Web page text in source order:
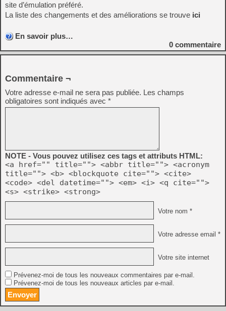
site d’émulation préféré.
La liste des changements et des améliorations se trouve ici
En savoir plus…
0 commentaire
Commentaire ¬
Votre adresse e-mail ne sera pas publiée. Les champs
obligatoires sont indiqués avec *
NOTE - Vous pouvez utilisez ces tags et attributs HTML:
<a href="" title=""> <abbr title=""> <acronym
title=""> <b> <blockquote cite=""> <cite>
<code> <del datetime=""> <em> <i> <q cite="">
<s> <strike> <strong>
Votre nom *
Votre adresse email *
Votre site internet
Prévenez-moi de tous les nouveaux commentaires par e-mail.
Prévenez-moi de tous les nouveaux articles par e-mail.